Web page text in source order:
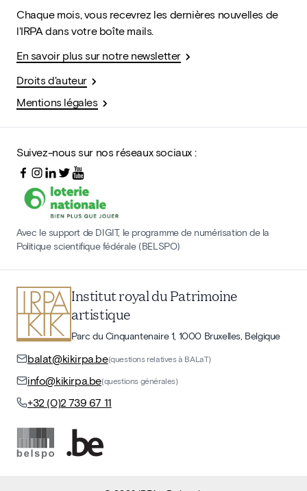
Chaque mois, vous recevrez les dernières nouvelles de
l'IRPA dans votre boîte mails.
En savoir plus sur notre newsletter
Droits d'auteur
Mentions légales
Suivez-nous sur nos réseaux sociaux :
Avec le support de DIGIT, le programme de numérisation de la
Politique scientifique fédérale (BELSPO)
Institut royal du Patrimoine
artistique
Parc du Cinquantenaire 1, 1000 Bruxelles, Belgique
balat@kikirpa.be(questions relatives à BALaT)
info@kikirpa.be(questions générales)
+32 (0)2 739 67 11